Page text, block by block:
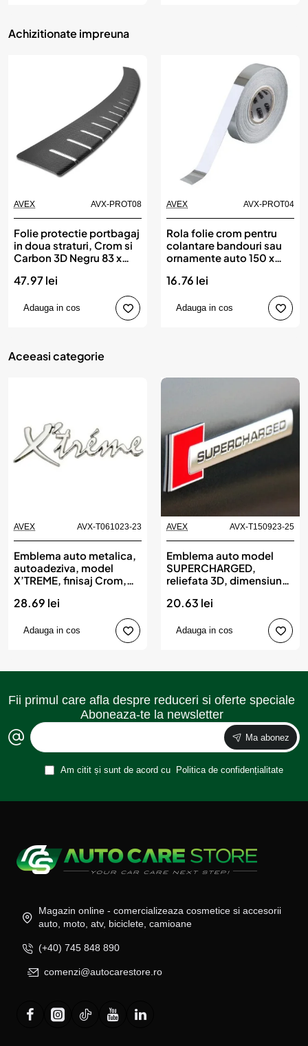
Achizitionate impreuna
Produs de top
AVEX AVX-PROT08
Folie protectie portbagaj
in doua straturi, Crom si
Carbon 3D Negru 83 x
47.97 lei
Adauga in cos
Produs de top
AVEX AVX-PROT04
Rola folie crom pentru
colantare bandouri sau
ornamente auto 150 x
16.76 lei
Adauga in cos
Aceeasi categorie
AVEX AVX-T061023-23
Emblema auto metalica,
autoadeziva, model
X’TREME, finisaj Crom,
28.69 lei
Adauga in cos
AVEX AVX-T150923-25
Emblema auto model
SUPERCHARGED,
reliefata 3D, dimensiune
20.63 lei
Adauga in cos
Fii primul care afla despre reduceri si oferte speciale
Aboneaza-te la newsletter
Ma abonez
Am citit și sunt de acord cu Politica de confidențialitate
Magazin online - comercializeaza cosmetice si accesorii
auto, moto, atv, biciclete, camioane
(+40) 745 848 890
comenzi@autocarestore.ro